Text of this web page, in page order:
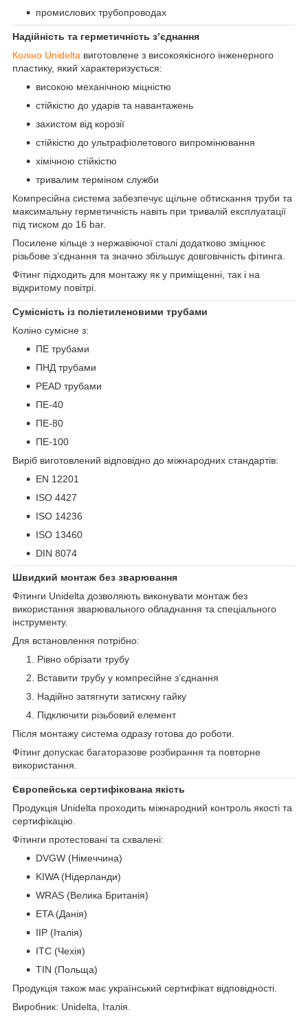
промислових трубопроводах
Надійність та герметичність з’єднання
Коліно Unidelta виготовлене з високоякісного інженерного
пластику, який характеризується:
високою механічною міцністю
стійкістю до ударів та навантажень
захистом від корозії
стійкістю до ультрафіолетового випромінювання
хімічною стійкістю
тривалим терміном служби
Компресійна система забезпечує щільне обтискання труби та
максимальну герметичність навіть при тривалій експлуатації
під тиском до 16 bar.
Посилене кільце з нержавіючої сталі додатково зміцнює
різьбове з’єднання та значно збільшує довговічність фітинга.
Фітинг підходить для монтажу як у приміщенні, так і на
відкритому повітрі.
Сумісність із поліетиленовими трубами
Коліно сумісне з:
ПЕ трубами
ПНД трубами
PEAD трубами
ПЕ-40
ПЕ-80
ПЕ-100
Виріб виготовлений відповідно до міжнародних стандартів:
EN 12201
ISO 4427
ISO 14236
ISO 13460
DIN 8074
Швидкий монтаж без зварювання
Фітинги Unidelta дозволяють виконувати монтаж без
використання зварювального обладнання та спеціального
інструменту.
Для встановлення потрібно:
Рівно обрізати трубу
Вставити трубу у компресійне з’єднання
Надійно затягнути затискну гайку
Підключити різьбовий елемент
Після монтажу система одразу готова до роботи.
Фітинг допускає багаторазове розбирання та повторне
використання.
Європейська сертифікована якість
Продукція Unidelta проходить міжнародний контроль якості та
сертифікацію.
Фітинги протестовані та схвалені:
DVGW (Німеччина)
KIWA (Нідерланди)
WRAS (Велика Британія)
ETA (Данія)
IIP (Італія)
ITC (Чехія)
TIN (Польща)
Продукція також має український сертифікат відповідності.
Виробник: Unidelta, Італія.